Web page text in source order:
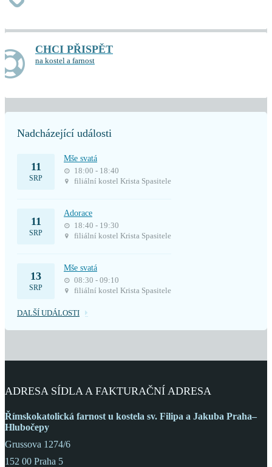
CHCI PŘISPĚT
na kostel a farnost
Nadcházející události
11
SRP
Mše svatá
18:00 - 18:40
filiální kostel Krista Spasitele
11
SRP
Adorace
18:40 - 19:30
filiální kostel Krista Spasitele
13
SRP
Mše svatá
08:30 - 09:10
filiální kostel Krista Spasitele
DALŠÍ UDÁLOSTI
ADRESA SÍDLA A FAKTURAČNÍ ADRESA
Římskokatolická farnost u kostela sv. Filipa a Jakuba Praha–
Hlubočepy
Grussova 1274/6
152 00 Praha 5